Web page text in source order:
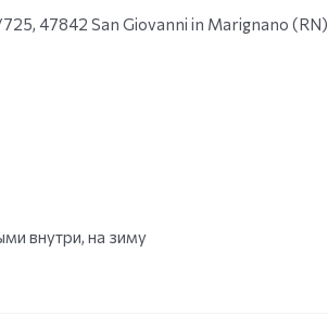
47842 San Giovanni in Marignano (RN)
внутри, на зиму